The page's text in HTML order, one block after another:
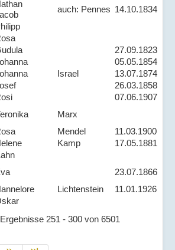
auch: Pennes 14.10.1834
27.09.1823
05.05.1854
Israel
13.07.1874
26.03.1858
07.06.1907
Marx
Mendel
11.03.1900
Kamp
17.05.1881
23.07.1866
Lichtenstein
11.01.1926
251 - 300 von 6501